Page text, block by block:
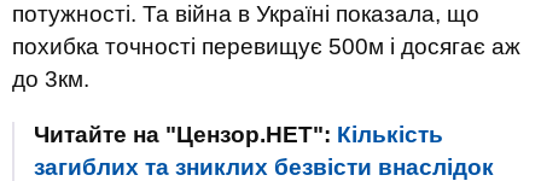
потужності. Та війна в Україні показала, що
похибка точності перевищує 500м і досягає аж
до 3км.
Читайте на "Цензор.НЕТ": Кількість
загиблих та зниклих безвісти внаслідок